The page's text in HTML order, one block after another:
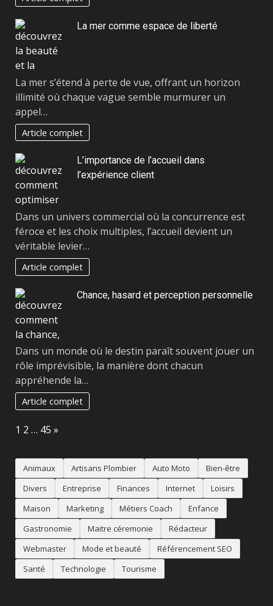
La mer comme espace de liberté
La mer s’étend à perte de vue, offrant un horizon
illimité où chaque vague semble murmurer un
appel…
Article complet
L’importance de l’accueil dans
l’expérience client
Dans un univers commercial où la concurrence est
féroce et les choix multiples, l’accueil devient un
véritable levier…
Article complet
Chance, hasard et perception personnelle
Dans un monde où le destin paraît souvent jouer un
rôle imprévisible, la manière dont chacun
appréhende la…
Article complet
Page:
1 2 … 45 Next
»
Animaux Artisans Plombier Auto Moto
Bien-être
Divers
Entreprise Finances Internet
Loisirs
Maison
Marketing Métiers Coach
Enfance
Gastronomie
Maitre céremonie
Rédacteur
Webmaster
Mode et beauté
Référencement SEO
Santé
Technologie Tourisme